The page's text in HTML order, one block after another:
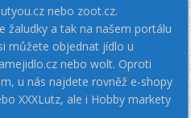
nebo zoot.cz.
žaludky a tak na našem portálu
můžete objednat jídlo u
nebo wolt. Oproti
u nás najdete rovněž e-shopy
XXXLutz, ale i Hobby markety